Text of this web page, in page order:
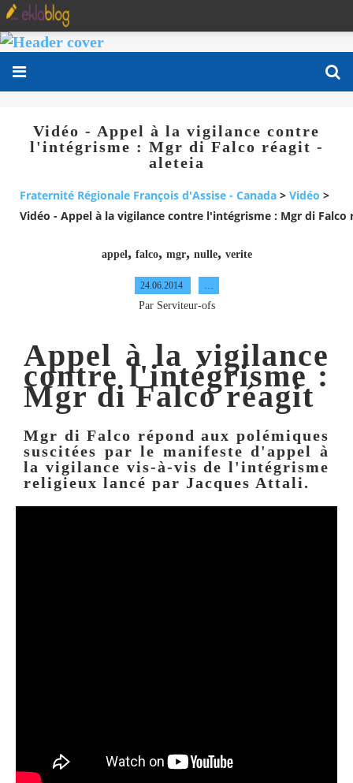
Vidéo - Appel à la vigilance contre
l'intégrisme : Mgr di Falco réagit -
aleteia
Fraternité Régionale François d'Assise - Canada > Vidéo >
Vidéo - Appel à la vigilance contre l'intégrisme : Mgr di Falco
appel , falco, mgr, nulle, verite
24.06.2014
Par Serviteur-ofs
Appel à la vigilance
contre l'intégrisme :
Mgr di Falco réagit
Mgr di Falco répond aux polémiques
suscitées par le manifeste d'appel à
la vigilance vis-à-vis de l'intégrisme
religieux lancé par Jacques Attali.